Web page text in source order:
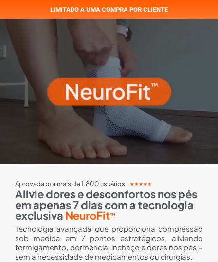
LIMITADO A UMA COMPRA POR CLIENTE
Aprovada por mais de 1.800 usuários ★★★★★
Alivie dores e desconfortos nos pés
em apenas 7 dias com a tecnologia
exclusiva NeuroFit™
Tecnologia avançada que proporciona compressão
sob medida em 7 pontos estratégicos, aliviando
formigamento, dormência, inchaço e dores nos pés –
sem a necessidade de medicamentos ou cirurgias.